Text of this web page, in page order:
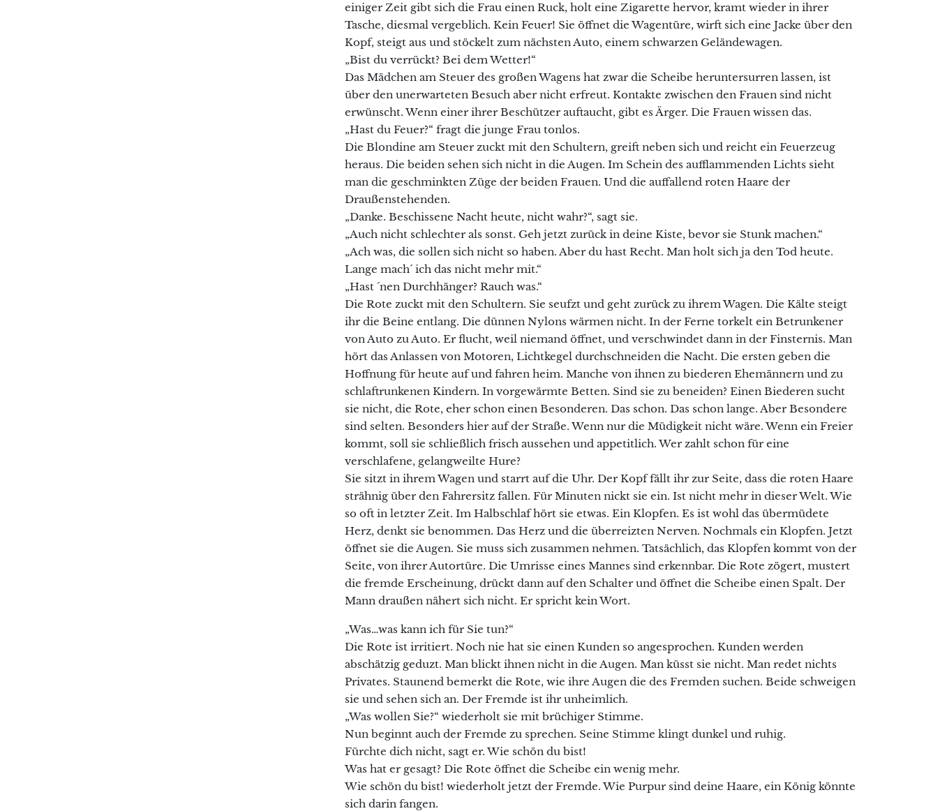
einiger Zeit gibt sich die Frau einen Ruck, holt eine Zigarette hervor, kramt wieder in ihrer
Tasche, diesmal vergeblich. Kein Feuer! Sie öffnet die Wagentüre, wirft sich eine Jacke über den
Kopf, steigt aus und stöckelt zum nächsten Auto, einem schwarzen Geländewagen.
„Bist du verrückt? Bei dem Wetter!“
Das Mädchen am Steuer des großen Wagens hat zwar die Scheibe heruntersurren lassen, ist
über den unerwarteten Besuch aber nicht erfreut. Kontakte zwischen den Frauen sind nicht
erwünscht. Wenn einer ihrer Beschützer auftaucht, gibt es Ärger. Die Frauen wissen das.
„Hast du Feuer?“ fragt die junge Frau tonlos.
Die Blondine am Steuer zuckt mit den Schultern, greift neben sich und reicht ein Feuerzeug
heraus. Die beiden sehen sich nicht in die Augen. Im Schein des aufflammenden Lichts sieht
man die geschminkten Züge der beiden Frauen. Und die auffallend roten Haare der
Draußenstehenden.
„Danke. Beschissene Nacht heute, nicht wahr?“, sagt sie.
„Auch nicht schlechter als sonst. Geh jetzt zurück in deine Kiste, bevor sie Stunk machen.“
„Ach was, die sollen sich nicht so haben. Aber du hast Recht. Man holt sich ja den Tod heute.
Lange mach´ ich das nicht mehr mit.“
„Hast ´nen Durchhänger? Rauch was.“
Die Rote zuckt mit den Schultern. Sie seufzt und geht zurück zu ihrem Wagen. Die Kälte steigt
ihr die Beine entlang. Die dünnen Nylons wärmen nicht. In der Ferne torkelt ein Betrunkener
von Auto zu Auto. Er flucht, weil niemand öffnet, und verschwindet dann in der Finsternis. Man
hört das Anlassen von Motoren, Lichtkegel durchschneiden die Nacht. Die ersten geben die
Hoffnung für heute auf und fahren heim. Manche von ihnen zu biederen Ehemännern und zu
schlaftrunkenen Kindern. In vorgewärmte Betten. Sind sie zu beneiden? Einen Biederen sucht
sie nicht, die Rote, eher schon einen Besonderen. Das schon. Das schon lange. Aber Besondere
sind selten. Besonders hier auf der Straße. Wenn nur die Müdigkeit nicht wäre. Wenn ein Freier
kommt, soll sie schließlich frisch aussehen und appetitlich. Wer zahlt schon für eine
verschlafene, gelangweilte Hure?
Sie sitzt in ihrem Wagen und starrt auf die Uhr. Der Kopf fällt ihr zur Seite, dass die roten Haare
strähnig über den Fahrersitz fallen. Für Minuten nickt sie ein. Ist nicht mehr in dieser Welt. Wie
so oft in letzter Zeit. Im Halbschlaf hört sie etwas. Ein Klopfen. Es ist wohl das übermüdete
Herz, denkt sie benommen. Das Herz und die überreizten Nerven. Nochmals ein Klopfen. Jetzt
öffnet sie die Augen. Sie muss sich zusammen nehmen. Tatsächlich, das Klopfen kommt von der
Seite, von ihrer Autortüre. Die Umrisse eines Mannes sind erkennbar. Die Rote zögert, mustert
die fremde Erscheinung, drückt dann auf den Schalter und öffnet die Scheibe einen Spalt. Der
Mann draußen nähert sich nicht. Er spricht kein Wort.
„Was…was kann ich für Sie tun?“
Die Rote ist irritiert. Noch nie hat sie einen Kunden so angesprochen. Kunden werden
abschätzig geduzt. Man blickt ihnen nicht in die Augen. Man küsst sie nicht. Man redet nichts
Privates. Staunend bemerkt die Rote, wie ihre Augen die des Fremden suchen. Beide schweigen
sie und sehen sich an. Der Fremde ist ihr unheimlich.
„Was wollen Sie?“ wiederholt sie mit brüchiger Stimme.
Nun beginnt auch der Fremde zu sprechen. Seine Stimme klingt dunkel und ruhig.
Fürchte dich nicht, sagt er. Wie schön du bist!
Was hat er gesagt? Die Rote öffnet die Scheibe ein wenig mehr.
Wie schön du bist! wiederholt jetzt der Fremde. Wie Purpur sind deine Haare, ein König könnte
sich darin fangen.